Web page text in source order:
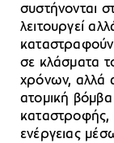
συστήνονται
λειτουργεί
καταστραφούν
σε κλάσματα
χρόνων, αλλά
ατομική βόμβα
καταστροφής,
ενέργειας